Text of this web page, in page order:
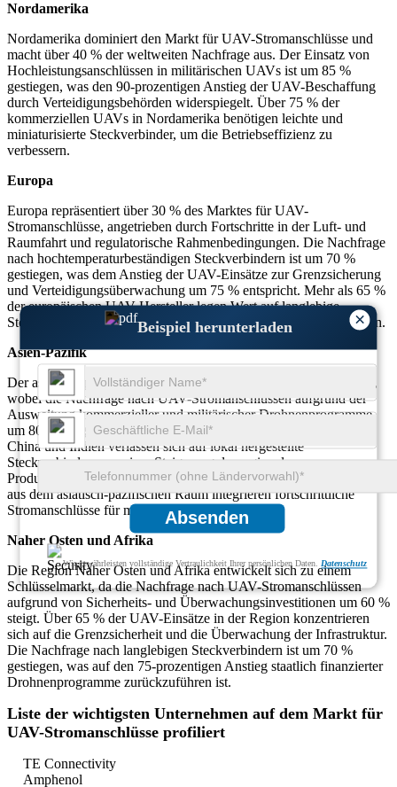
×
Beispiel herunterladen
Absenden
Wir gewährleisten vollständige Vertraulichkeit Ihrer persönlichen Daten. Datenschutz
Nordamerika
Nordamerika dominiert den Markt für UAV-Stromanschlüsse und
macht über 40 % der weltweiten Nachfrage aus. Der Einsatz von
Hochleistungsanschlüssen in militärischen UAVs ist um 85 %
gestiegen, was den 90-prozentigen Anstieg der UAV-Beschaffung
durch Verteidigungsbehörden widerspiegelt. Über 75 % der
kommerziellen UAVs in Nordamerika benötigen leichte und
miniaturisierte Steckverbinder, um die Betriebseffizienz zu
verbessern.
Europa
Europa repräsentiert über 30 % des Marktes für UAV-
Stromanschlüsse, angetrieben durch Fortschritte in der Luft- und
Raumfahrt und regulatorische Rahmenbedingungen. Die Nachfrage
nach hochtemperaturbeständigen Steckverbindern ist um 70 %
gestiegen, was dem Anstieg der UAV-Einsätze zur Grenzsicherung
und Verteidigungsüberwachung um 75 % entspricht. Mehr als 65 %
der europäischen UAV-Hersteller legen Wert auf langlebige
Steckverbinder, um den strengen Luftfahrtstandards zu entsprechen.
Asien-Pazifik
Der asiatisch-pazifische Raum verzeichnet ein rasantes Wachstum,
wobei die Nachfrage nach UAV-Stromanschlüssen aufgrund der
Ausweitung kommerzieller und militärischer Drohnenprogramme
um 80 % steigt. Mehr als 85 % der UAV-Produktionszentren in
China und Indien verlassen sich auf lokal hergestellte
Steckverbinder, was einer Steigerung der regionalen
Produktionskapazität um 75 % entspricht. 70 % der UAV-Exporte
aus dem asiatisch-pazifischen Raum integrieren fortschrittliche
Stromanschlüsse für mehr Zuverlässigkeit.
Naher Osten und Afrika
Die Region Naher Osten und Afrika entwickelt sich zu einem
Schlüsselmarkt, da die Nachfrage nach UAV-Stromanschlüssen
aufgrund von Sicherheits- und Überwachungsinvestitionen um 60 %
steigt. Über 65 % der UAV-Einsätze in der Region konzentrieren
sich auf die Grenzsicherheit und die Überwachung der Infrastruktur.
Die Nachfrage nach langlebigen Steckverbindern ist um 70 %
gestiegen, was auf den 75-prozentigen Anstieg staatlich finanzierter
Drohnenprogramme zurückzuführen ist.
Liste der wichtigsten Unternehmen auf dem Markt für
UAV-Stromanschlüsse profiliert
TE Connectivity
Amphenol